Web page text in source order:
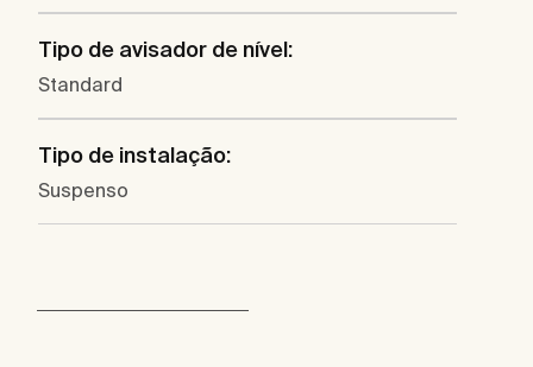
Tipo de avisador de nível:
Standard
Tipo de instalação:
Suspenso